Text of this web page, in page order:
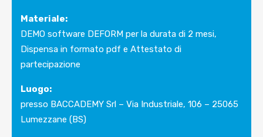
Materiale:
DEMO software DEFORM per la durata di 2 mesi,
Dispensa in formato pdf e Attestato di
partecipazione
Luogo:
presso BACCADEMY Srl – Via Industriale, 106 – 25065
Lumezzane (BS)